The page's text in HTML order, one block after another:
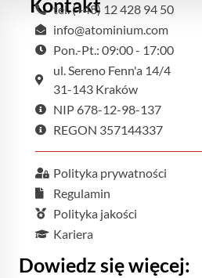
Kontakt
tel. (+48) 12 428 94 50
info@atominium.com
Pon.-Pt.: 09:00 - 17:00
ul. Sereno Fenn'a 14/4
31-143 Kraków
NIP 678-12-98-137
REGON 357144337
Polityka prywatności
Regulamin
Polityka jakości
Kariera
Dowiedz się więcej: